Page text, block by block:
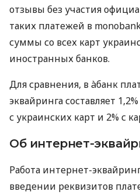
отзывы без участия
таких платежей в
суммы со всех карт
иностранных банков.
Для сравнения, в àбанк
эквайринга составляет
с украинских карт и 2% с
Об интернет-
Работа интернет-
введении реквизитов